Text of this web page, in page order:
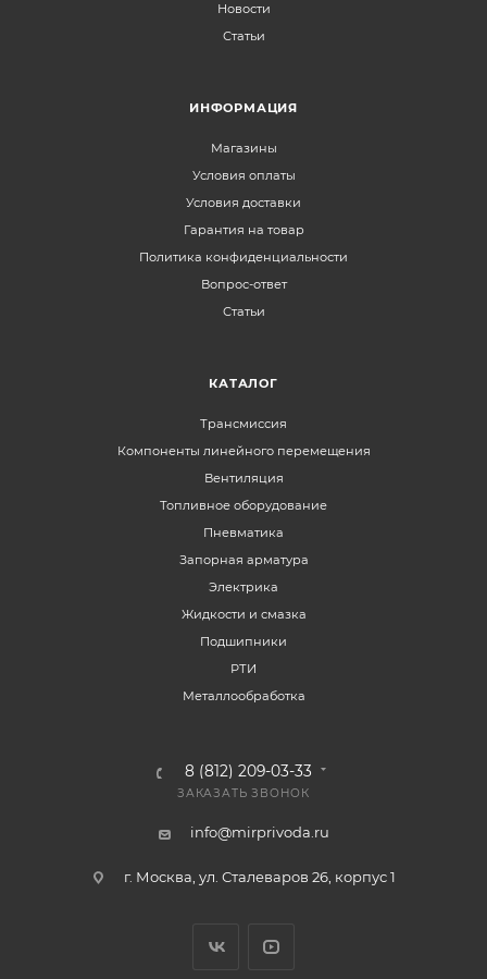
Новости
Статьи
ИНФОРМАЦИЯ
Магазины
Условия оплаты
Условия доставки
Гарантия на товар
Политика конфиденциальности
Вопрос-ответ
Статьи
КАТАЛОГ
Трансмиссия
Компоненты линейного перемещения
Вентиляция
Топливное оборудование
Пневматика
Запорная арматура
Электрика
Жидкости и смазка
Подшипники
РТИ
Металлообработка
8 (812) 209-03-33
ЗАКАЗАТЬ ЗВОНОК
info@mirprivoda.ru
г. Москва, ул. Сталеваров 26, корпус 1